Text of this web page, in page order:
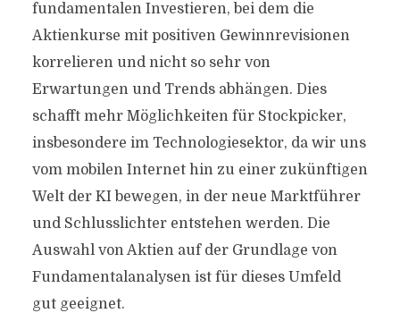
fundamentalen Investieren, bei dem die
Aktienkurse mit positiven Gewinnrevisionen
korrelieren und nicht so sehr von
Erwartungen und Trends abhängen. Dies
schafft mehr Möglichkeiten für Stockpicker,
insbesondere im Technologiesektor, da wir uns
vom mobilen Internet hin zu einer zukünftigen
Welt der KI bewegen, in der neue Marktführer
und Schlusslichter entstehen werden. Die
Auswahl von Aktien auf der Grundlage von
Fundamentalanalysen ist für dieses Umfeld
gut geeignet.